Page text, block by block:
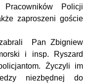
Policji
zaproszeni goście
Pan Zbigniew
i insp. Ryszard
Życzyli im
niezbędnej do